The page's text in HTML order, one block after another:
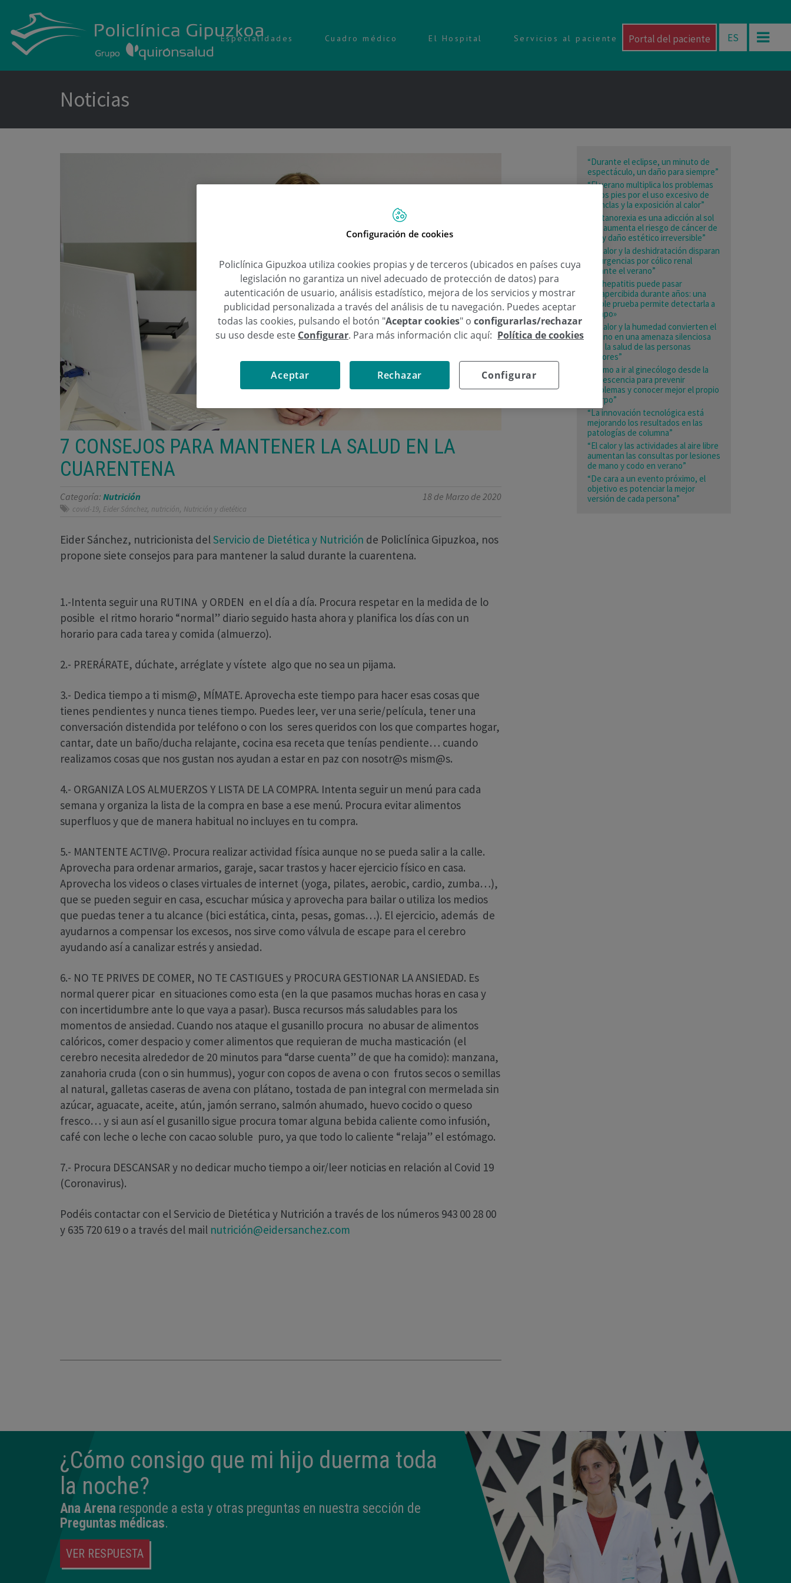
Especialidades Cuadro médico El Hospital Servicios al paciente Portal del paciente ES
Noticias
7 CONSEJOS PARA MANTENER LA SALUD EN LA
CUARENTENA
Categoría: Nutrición 18 de Marzo de 2020
covid-19, Eider Sánchez, nutrición, Nutrición y dietética
Eider Sánchez, nutricionista delServicio de Dietética y Nutrición de Policlínica Gipuzkoa, nos
propone siete consejos para para mantener la salud durante la cuarentena.
1.-Intenta seguir una RUTINA y ORDEN en el día a día. Procura respetar en la medida de lo
posible el ritmo horario “normal” diario seguido hasta ahora y planifica los días con un
horario para cada tarea y comida (almuerzo).
2.- PRERÁRATE, dúchate, arréglate y vístete algo que no sea un pijama.
3.- Dedica tiempo a ti mism@, MÍMATE. Aprovecha este tiempo para hacer esas cosas que
tienes pendientes y nunca tienes tiempo. Puedes leer, ver una serie/película, tener una
conversación distendida por teléfono o con los seres queridos con los que compartes hogar,
cantar, date un baño/ducha relajante, cocina esa receta que tenías pendiente… cuando
realizamos cosas que nos gustan nos ayudan a estar en paz con nosotr@s mism@s.
4.- ORGANIZA LOS ALMUERZOS Y LISTA DE LA COMPRA. Intenta seguir un menú para cada
semana y organiza la lista de la compra en base a ese menú. Procura evitar alimentos
superfluos y que de manera habitual no incluyes en tu compra.
5.- MANTENTE ACTIV@. Procura realizar actividad física aunque no se pueda salir a la calle.
Aprovecha para ordenar armarios, garaje, sacar trastos y hacer ejercicio físico en casa.
Aprovecha los videos o clases virtuales de internet (yoga, pilates, aerobic, cardio, zumba…),
que se pueden seguir en casa, escuchar música y aprovecha para bailar o utiliza los medios
que puedas tener a tu alcance (bici estática, cinta, pesas, gomas…). El ejercicio, además de
ayudarnos a compensar los excesos, nos sirve como válvula de escape para el cerebro
ayudando así a canalizar estrés y ansiedad.
6.- NO TE PRIVES DE COMER, NO TE CASTIGUES y PROCURA GESTIONAR LA ANSIEDAD. Es
normal querer picar en situaciones como esta (en la que pasamos muchas horas en casa y
con incertidumbre ante lo que vaya a pasar). Busca recursos más saludables para los
momentos de ansiedad. Cuando nos ataque el gusanillo procura no abusar de alimentos
calóricos, comer despacio y comer alimentos que requieran de mucha masticación (el
cerebro necesita alrededor de 20 minutos para “darse cuenta” de que ha comido): manzana,
zanahoria cruda (con o sin hummus), yogur con copos de avena o con frutos secos o semillas
al natural, galletas caseras de avena con plátano, tostada de pan integral con mermelada sin
azúcar, aguacate, aceite, atún, jamón serrano, salmón ahumado, huevo cocido o queso
fresco… y si aun así el gusanillo sigue procura tomar alguna bebida caliente como infusión,
café con leche o leche con cacao soluble puro, ya que todo lo caliente “relaja” el estómago.
7.- Procura DESCANSAR y no dedicar mucho tiempo a oir/leer noticias en relación al Covid 19
(Coronavirus).
Podéis contactar con el Servicio de Dietética y Nutrición a través de los números 943 00 28 00
y 635 720 619 o a través del mail nutrición@eidersanchez.com
“Durante el eclipse, un minuto de
espectáculo, un daño para siempre”
“El verano multiplica los problemas
en los pies por el uso excesivo de
chanclas y la exposición al calor”
“La tanorexia es una adicción al sol
que aumenta el riesgo de cáncer de
piel y daño estético irreversible”
“El calor y la deshidratación disparan
las urgencias por cólico renal
durante el verano”
«La hepatitis puede pasar
desapercibida durante años: una
simple prueba permite detectarla a
tiempo»
“El calor y la humedad convierten el
verano en una amenaza silenciosa
para la salud de las personas
mayores”
«Animo a ir al ginecólogo desde la
adolescencia para prevenir
problemas y conocer mejor el propio
cuerpo”
“La innovación tecnológica está
mejorando los resultados en las
patologías de columna”
“El calor y las actividades al aire libre
aumentan las consultas por lesiones
de mano y codo en verano”
“De cara a un evento próximo, el
objetivo es potenciar la mejor
versión de cada persona”
¿Cómo consigo que mi hijo duerma toda
la noche?
Ana Arena responde a esta y otras preguntas en nuestra sección de
Preguntas médicas.
VER RESPUESTA
Configuración de cookies
Policlínica Gipuzkoa utiliza cookies propias y de terceros (ubicados en países cuya
legislación no garantiza un nivel adecuado de protección de datos) para
autenticación de usuario, análisis estadístico, mejora de los servicios y mostrar
publicidad personalizada a través del análisis de tu navegación. Puedes aceptar
todas las cookies, pulsando el botón "Aceptar cookies" o configurarlas/rechazar
su uso desde este Configurar. Para más información clic aquí: Política de cookies
Configurar
Rechazar
Aceptar